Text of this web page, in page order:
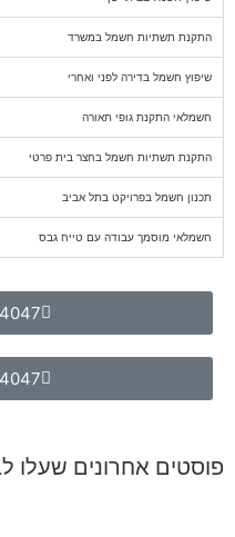
התקנת תשתיות חשמל במשרד
שיפוץ חשמל בדירה לפני ואחרי
חשמלאי התקנת גופי תאורה
התקנת תשתיות חשמל בחצר בית פרטי
תכנון חשמל בפרויקט בתל אביב
חשמלאי מוסמך עבודה עם טייח גבס
פוסטים אחרונים שעלו